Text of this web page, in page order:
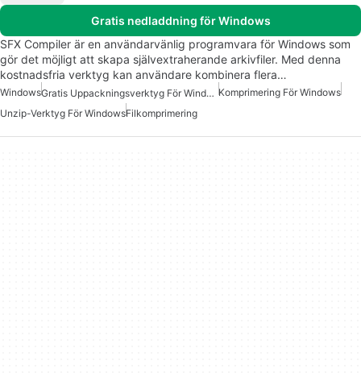
Gratis nedladdning för Windows
SFX Compiler är en användarvänlig programvara för Windows som
gör det möjligt att skapa självextraherande arkivfiler. Med denna
kostnadsfria verktyg kan användare kombinera flera…
Windows Gratis Uppackningsverktyg För Windows Komprimering För Windows
Unzip-Verktyg För WindowsFilkomprimering